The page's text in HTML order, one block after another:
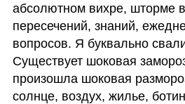
абсолютном вихре, шторме
пересечений, знаний,
вопросов. Я буквально
Существует шоковая
произошла шоковая
солнце, воздух, жилье,